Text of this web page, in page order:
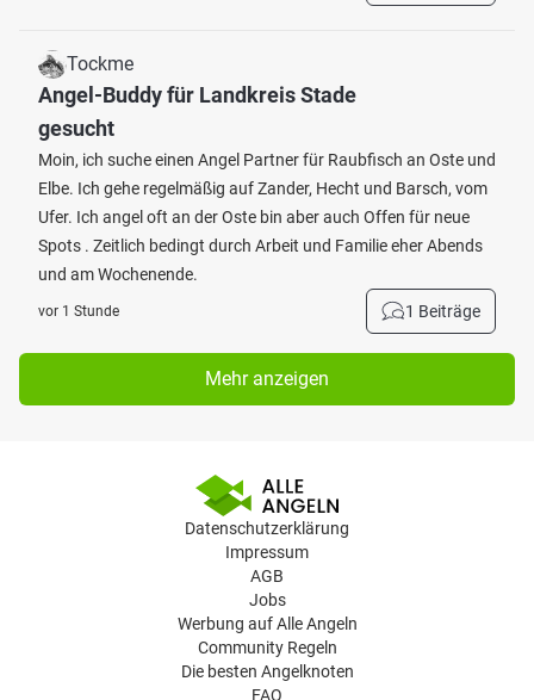
Tockme
Angel-Buddy für Landkreis Stade
gesucht
Moin, ich suche einen Angel Partner für Raubfisch an Oste und
Elbe. Ich gehe regelmäßig auf Zander, Hecht und Barsch, vom
Ufer. Ich angel oft an der Oste bin aber auch Offen für neue
Spots . Zeitlich bedingt durch Arbeit und Familie eher Abends
und am Wochenende.
vor 1 Stunde 1 Beiträge
Mehr anzeigen
Datenschutzerklärung
Impressum
AGB
Jobs
Werbung auf Alle Angeln
Community Regeln
Die besten Angelknoten
FAQ